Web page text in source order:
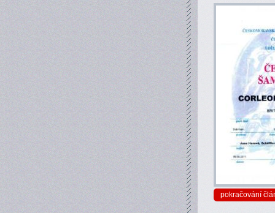
pokračování